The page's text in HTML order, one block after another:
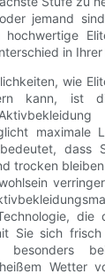
jemand
in
wie
kann, ist
maximale
dass
trocken
die
Sie sich
Wetter